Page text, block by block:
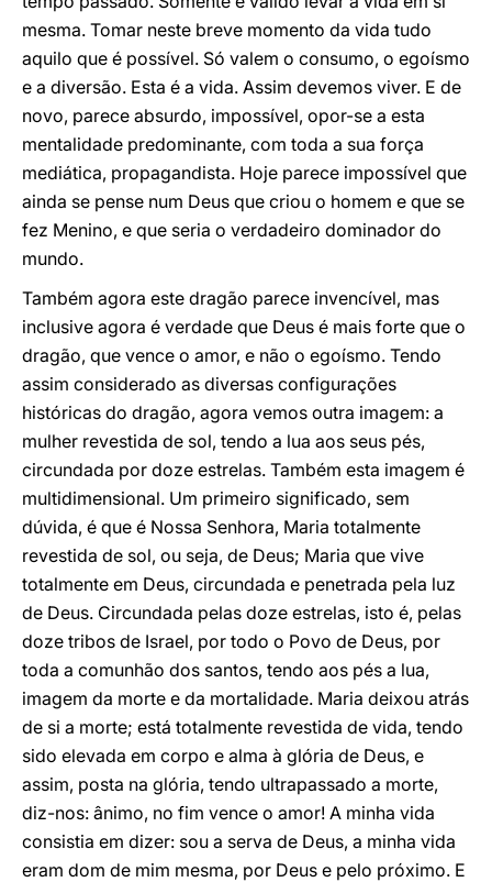
mesma. Tomar neste breve momento da vida tudo
aquilo que é possível. Só valem o consumo, o egoísmo
e a diversão. Esta é a vida. Assim devemos viver. E de
novo, parece absurdo, impossível, opor-se a esta
mentalidade predominante, com toda a sua força
mediática, propagandista. Hoje parece impossível que
ainda se pense num Deus que criou o homem e que se
fez Menino, e que seria o verdadeiro dominador do
mundo.
Também agora este dragão parece invencível, mas
inclusive agora é verdade que Deus é mais forte que o
dragão, que vence o amor, e não o egoísmo. Tendo
assim considerado as diversas configurações
históricas do dragão, agora vemos outra imagem: a
mulher revestida de sol, tendo a lua aos seus pés,
circundada por doze estrelas. Também esta imagem é
multidimensional. Um primeiro significado, sem
dúvida, é que é Nossa Senhora, Maria totalmente
revestida de sol, ou seja, de Deus; Maria que vive
totalmente em Deus, circundada e penetrada pela luz
de Deus. Circundada pelas doze estrelas, isto é, pelas
doze tribos de Israel, por todo o Povo de Deus, por
toda a comunhão dos santos, tendo aos pés a lua,
imagem da morte e da mortalidade. Maria deixou atrás
de si a morte; está totalmente revestida de vida, tendo
sido elevada em corpo e alma à glória de Deus, e
assim, posta na glória, tendo ultrapassado a morte,
diz-nos: ânimo, no fim vence o amor! A minha vida
consistia em dizer: sou a serva de Deus, a minha vida
eram dom de mim mesma, por Deus e pelo próximo. E